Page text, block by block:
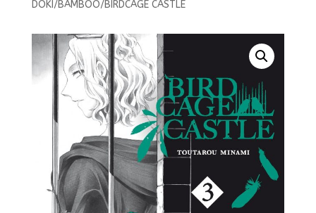
DOKI/BAMBOO/BIRDCAGE CASTLE
DOKI/BAMBOO/BIRDCAGE
CASTLE